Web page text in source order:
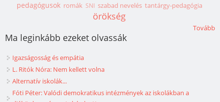
pedagógusok romák SNI szabad nevelés tantárgy-pedagógia
örökség
Tovább
Ma leginkább ezeket olvassák
Igazságosság és empátia
L. Ritók Nóra: Nem kellett volna
Alternatív iskolák...
Fóti Péter: Valódi demokratikus intézmények az iskolákban a